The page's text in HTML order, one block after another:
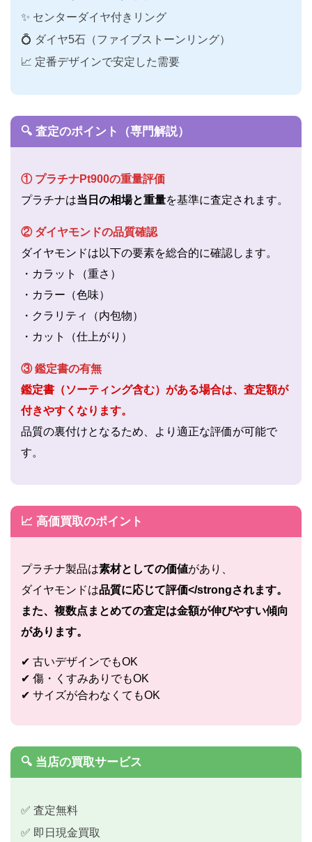
✨ センターダイヤ付きリング
💍 ダイヤ5石（ファイブストーンリング）
📈 定番デザインで安定した需要
🔍 査定のポイント（専門解説）
① プラチナPt900の重量評価
プラチナは当日の相場と重量を基準に査定されます。
② ダイヤモンドの品質確認
ダイヤモンドは以下の要素を総合的に確認します。
・カラット（重さ）
・カラー（色味）
・クラリティ（内包物）
・カット（仕上がり）
③ 鑑定書の有無
鑑定書（ソーティング含む）がある場合は、査定額が
付きやすくなります。
品質の裏付けとなるため、より適正な評価が可能で
す。
📈 高価買取のポイント
プラチナ製品は素材としての価値があり、
ダイヤモンドは品質に応じて評価</strongされます。
また、 複数点まとめての査定は金額が伸びやすい傾向
があります。
✔ 古いデザインでもOK
✔ 傷・くすみありでもOK
✔ サイズが合わなくてもOK
🔍 当店の買取サービス
✅ 査定無料
✅ 即日現金買取